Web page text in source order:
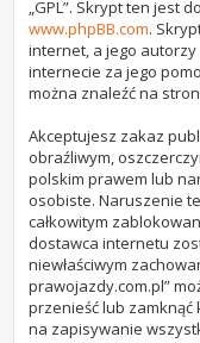
„GPL”. Skrypt ten jest
www.phpBB.com.
internet, a jego
internecie za jego
można znaleźć na
Akceptujesz zakaz
obraźliwym,
polskim prawem lub
osobiste. Naruszenie
całkowitym
dostawca internetu
niewłaściwym
prawojazdy.com.pl”
przenieść lub zamknąć
na zapisywanie